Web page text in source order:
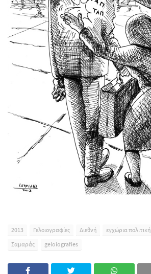
2013 Γελοιογραφίες Διεθνή εγχώρια πολιτική
Σαμαράς
geloiografies